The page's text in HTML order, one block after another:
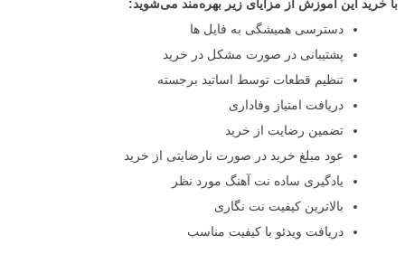
با خرید این آموزش از مزایای زیر بهره‌مند می‌شوید:
دسترسی همیشگی به فایل ها
پشتیبانی در صورت مشکل در خرید
تنظیم قطعات توسط اساتید برجسته
دریافت امتیاز وفاداری
تضمین رضایت از خرید
عود مبلغ خرید در صورت نارضایتی از خرید
یادگیری ساده نت آهنگ مورد نظر
بالاترین کیفیت نت نگاری
دریافت ویدئو با کیفیت مناسب